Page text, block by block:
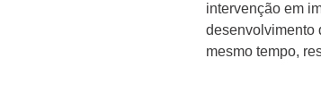
intervenção em
desenvolvimento
mesmo tempo,